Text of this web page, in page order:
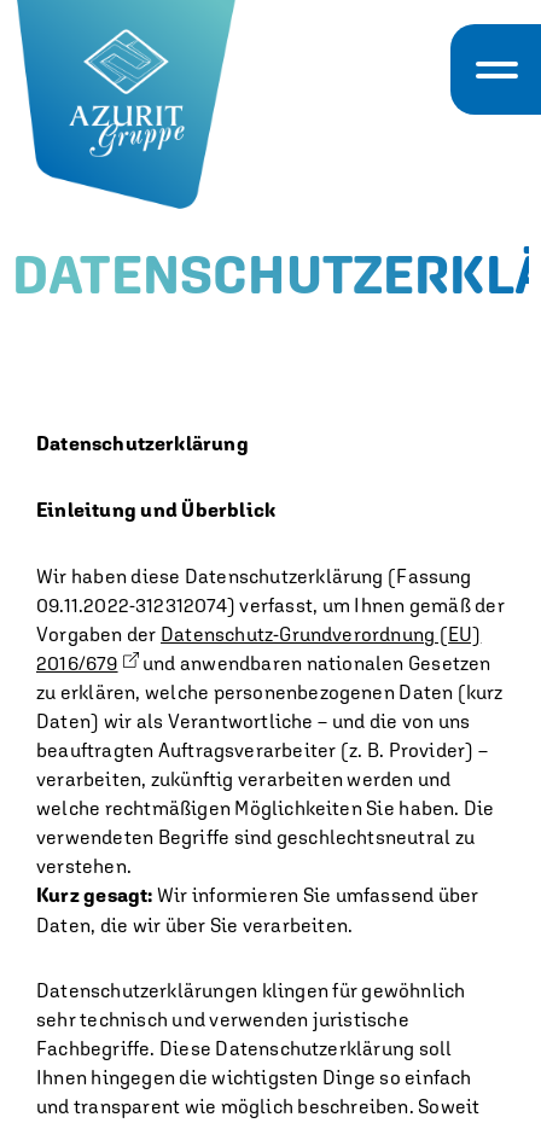
Datenschutzerklärung
Einleitung und Überblick
Wir haben diese Datenschutzerklärung (Fassung
09.11.2022-312312074) verfasst, um Ihnen gemäß der
Vorgaben der Datenschutz-Grundverordnung (EU)
2016/679
und anwendbaren nationalen Gesetzen
zu erklären, welche personenbezogenen Daten (kurz
Daten) wir als Verantwortliche – und die von uns
beauftragten Auftragsverarbeiter (z. B. Provider) –
verarbeiten, zukünftig verarbeiten werden und
welche rechtmäßigen Möglichkeiten Sie haben. Die
verwendeten Begriffe sind geschlechtsneutral zu
verstehen.
Kurz gesagt: Wir informieren Sie umfassend über
Daten, die wir über Sie verarbeiten.
Datenschutzerklärungen klingen für gewöhnlich
sehr technisch und verwenden juristische
Fachbegriffe. Diese Datenschutzerklärung soll
Ihnen hingegen die wichtigsten Dinge so einfach
und transparent wie möglich beschreiben. Soweit